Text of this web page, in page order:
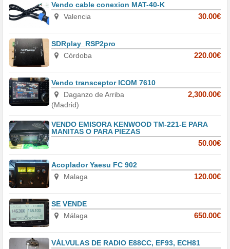
Vendo cable conexion MAT-40-K
Valencia
30.00€
SDRplay_RSP2pro
Córdoba
220.00€
Vendo transceptor ICOM 7610
Daganzo de Arriba
(Madrid)
2,300.00€
VENDO EMISORA KENWOOD TM-221-E PARA
MANITAS O PARA PIEZAS
50.00€
Acoplador Yaesu FC 902
Malaga
120.00€
SE VENDE
Málaga
650.00€
VÁLVULAS DE RADIO E88CC, EF93, ECH81